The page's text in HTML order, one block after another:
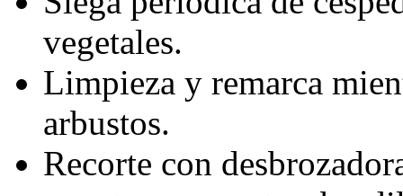
vegetales.
Limpieza y remarca
arbustos.
Recorte con